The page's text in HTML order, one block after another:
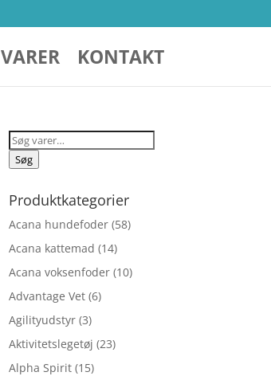
VARER KONTAKT
Søg
efter:
Søg
Produktkategorier
Acana hundefoder (58)
Acana kattemad (14)
Acana voksenfoder (10)
Advantage Vet (6)
Agilityudstyr (3)
Aktivitetslegetøj (23)
Alpha Spirit (15)